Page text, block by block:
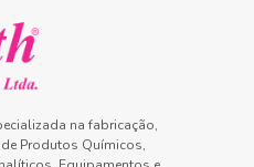
na fabricação,
Produtos Químicos,